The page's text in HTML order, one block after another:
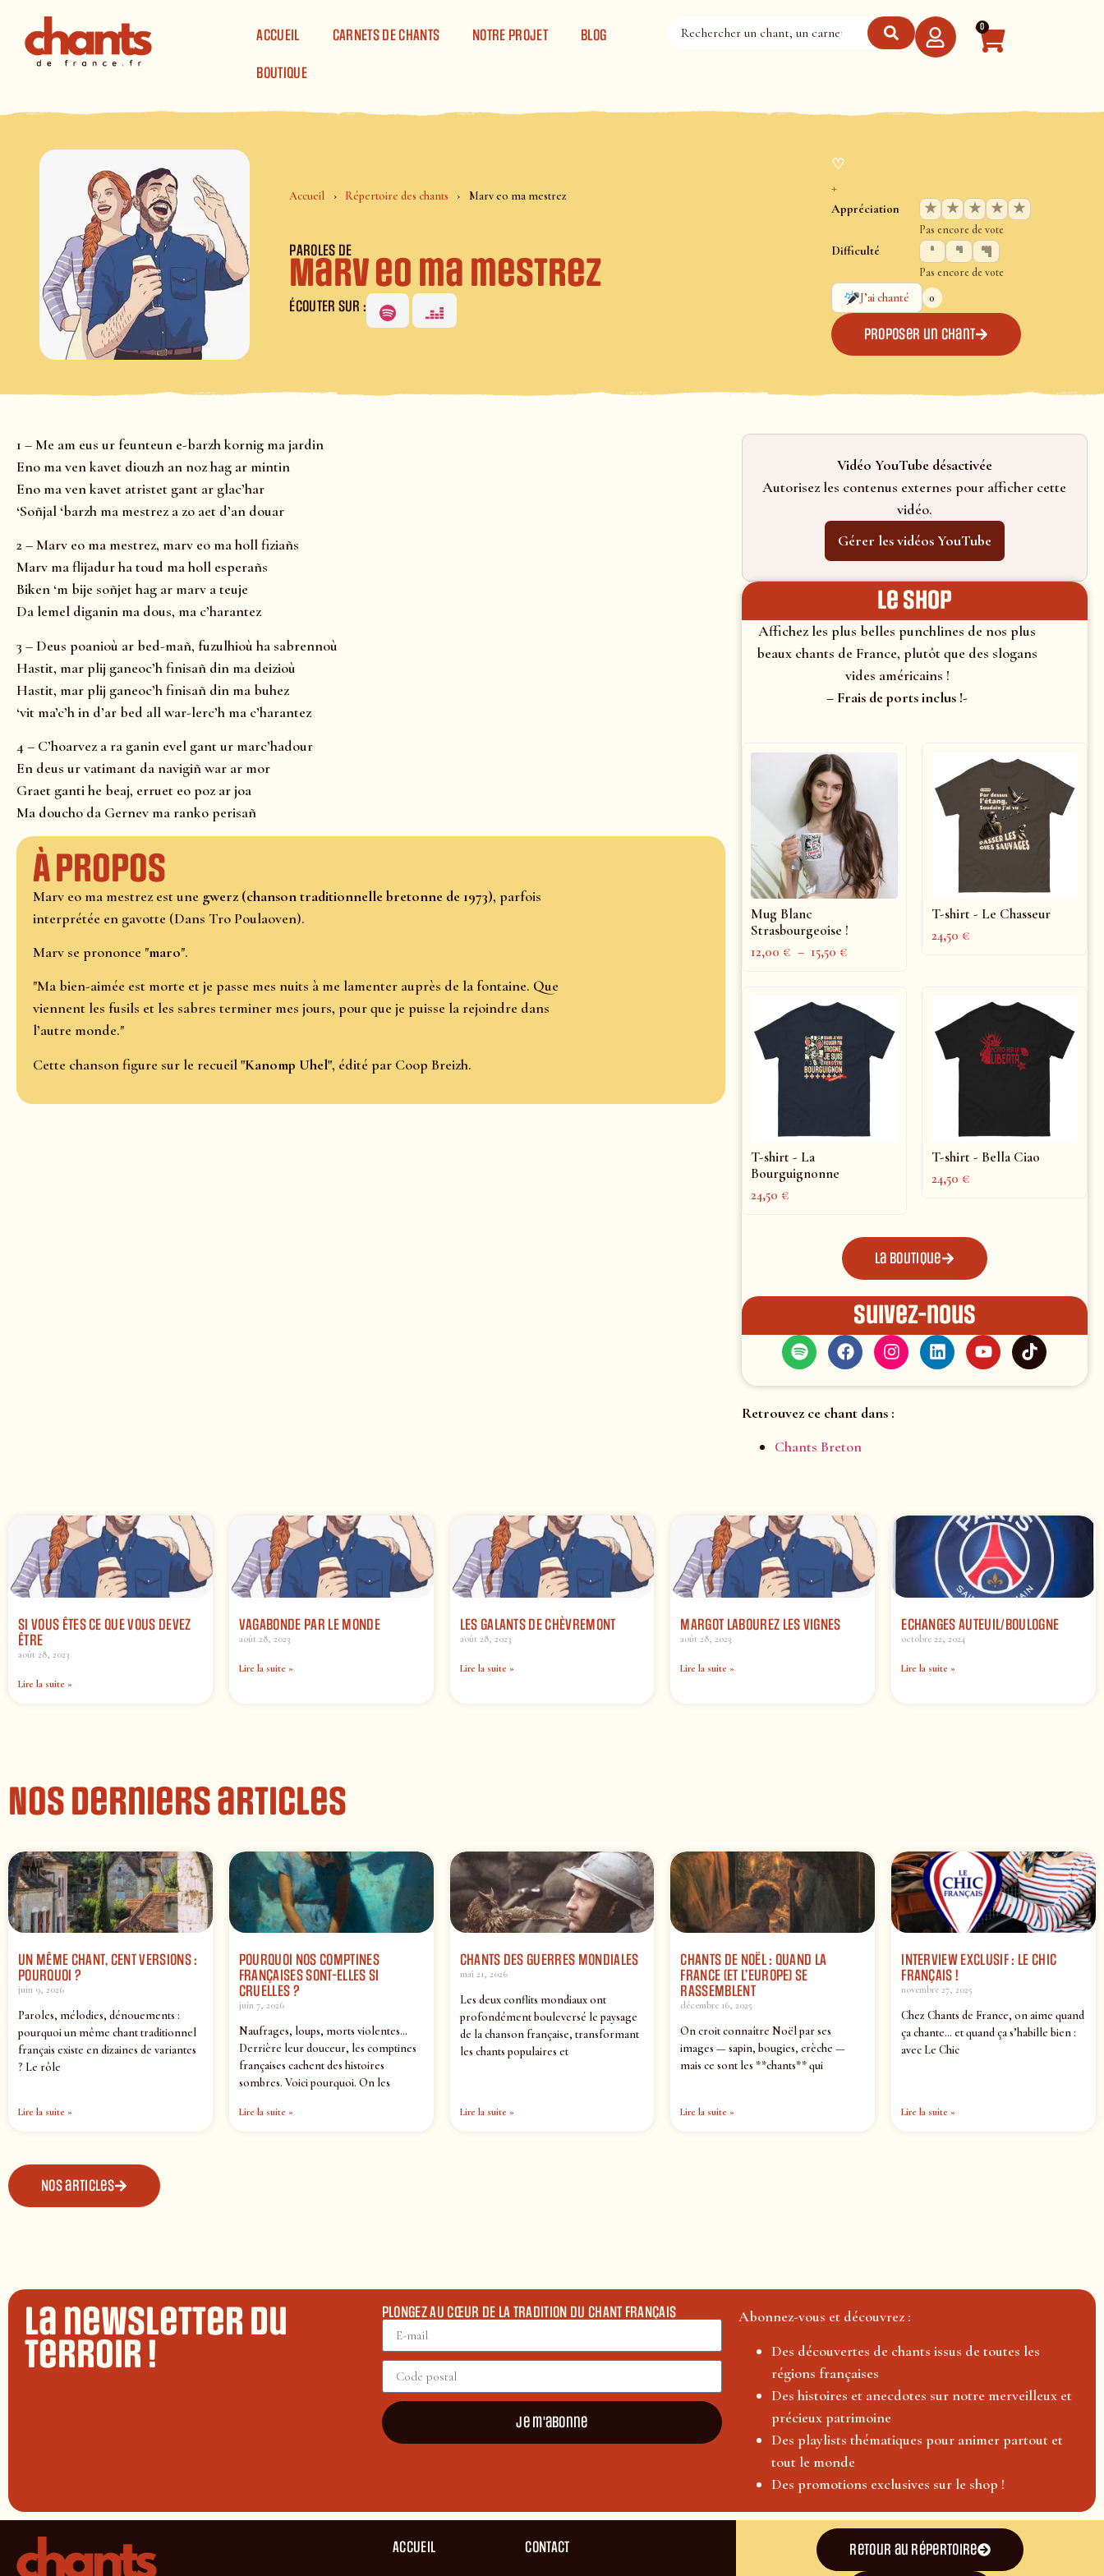
ACCUEIL
CARNETS DE CHANTS NOTRE PROJET BLOG
BOUTIQUE
0
Accueil Répertoire des chants Marv eo ma mestrez
PAROLES DE
Marv eo ma mestrez
ÉCOUTER SUR :
♡
+
Appréciation ★ ★ ★ ★ ★
Pas encore de vote
Difficulté
Pas encore de vote
J’ai chanté
0
Proposer un chant
1 – Me am eus ur feunteun e-barzh kornig ma jardin
Eno ma ven kavet diouzh an noz hag ar mintin
Eno ma ven kavet atristet gant ar glac’har
‘Soñjal ‘barzh ma mestrez a zo aet d’an douar
2 – Marv eo ma mestrez, marv eo ma holl fiziañs
Marv ma flijadur ha toud ma holl esperañs
Biken ‘m bije soñjet hag ar marv a teuje
Da lemel diganin ma dous, ma c’harantez
3 – Deus poanioù ar bed-mañ, fuzulhioù ha sabrennoù
Hastit, mar plij ganeoc’h finisañ din ma deizioù
Hastit, mar plij ganeoc’h finisañ din ma buhez
‘vit ma’c’h in d’ar bed all war-lerc’h ma c’harantez
4 – C’hoarvez a ra ganin evel gant ur marc’hadour
En deus ur vatimant da navigiñ war ar mor
Graet ganti he beaj, erruet eo poz ar joa
Ma doucho da Gernev ma ranko perisañ
À propos
Marv eo ma mestrez est une gwerz (chanson traditionnelle bretonne de 1973), parfois
interprétée en gavotte (Dans Tro Poulaoven).
Marv se prononce "maro".
"Ma bien-aimée est morte et je passe mes nuits à me lamenter auprès de la fontaine. Que
viennent les fusils et les sabres terminer mes jours, pour que je puisse la rejoindre dans
l’autre monde."
Cette chanson figure sur le recueil"Kanomp Uhel", édité par Coop Breizh.
Vidéo YouTube désactivée
Autorisez les contenus externes pour afficher cette
vidéo.
Gérer les vidéos YouTube
le shop
Affichez les plus belles punchlines de nos plus
beaux chants de France, plutôt que des slogans
vides américains !
– Frais de ports inclus !-
Mug Blanc
Strasbourgeoise !
12,00€ – 15,50€
T-shirt - Le Chasseur
24,50€
T-shirt - La
Bourguignonne
24,50€
T-shirt - Bella Ciao
24,50€
La boutique
Suivez-nous
Retrouvez ce chant dans :
Chants Breton
SI VOUS ÊTES CE QUE VOUS DEVEZ
ÊTRE
août 28, 2023
Lire la suite »
VAGABONDE PAR LE MONDE
août 28, 2023
Lire la suite »
LES GALANTS DE CHÈVREMONT
août 28, 2023
Lire la suite »
MARGOT LABOUREZ LES VIGNES
août 28, 2023
Lire la suite »
ECHANGES AUTEUIL/BOULOGNE
octobre 22, 2024
Lire la suite »
Nos derniers articles
UN MÊME CHANT, CENT VERSIONS :
POURQUOI ?
juin 9, 2026
Paroles, mélodies, dénouements :
pourquoi un même chant traditionnel
français existe en dizaines de variantes
? Le rôle
Lire la suite »
POURQUOI NOS COMPTINES
FRANÇAISES SONT-ELLES SI
CRUELLES ?
juin 7, 2026
Naufrages, loups, morts violentes…
Derrière leur douceur, les comptines
françaises cachent des histoires
sombres. Voici pourquoi. On les
Lire la suite »
CHANTS DES GUERRES MONDIALES
mai 21, 2026
Les deux conflits mondiaux ont
profondément bouleversé le paysage
de la chanson française, transformant
les chants populaires et
Lire la suite »
CHANTS DE NOËL : QUAND LA
FRANCE (ET L’EUROPE) SE
RASSEMBLENT
décembre 16, 2025
On croit connaître Noël par ses
images — sapin, bougies, crèche —
mais ce sont les **chants** qui
Lire la suite »
INTERVIEW EXCLUSIF : LE CHIC
FRANÇAIS !
novembre 27, 2025
Chez Chants de France, on aime quand
ça chante… et quand ça s’habille bien :
avec Le Chic
Lire la suite »
Nos articles
La newsletter du
terroir !
PLONGEZ AU CŒUR DE LA TRADITION DU CHANT FRANÇAIS
Je m'abonne
Abonnez-vous et découvrez :
Des découvertes de chants issus de toutes les
régions françaises
Des histoires et anecdotes sur notre merveilleux et
précieux patrimoine
Des playlists thématiques pour animer partout et
tout le monde
Des promotions exclusives sur le shop !
ACCUEIL CONTACT Retour au répertoire